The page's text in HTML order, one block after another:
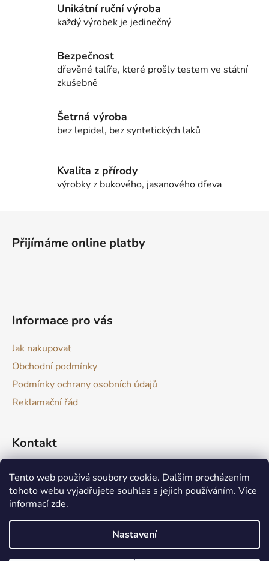
Tento web používá soubory cookie. Dalším procházením
tohoto webu vyjadřujete souhlas s jejich používáním. Více
informacízde.
Nastavení
Unikátní ruční výroba
každý výrobek je jedinečný
Bezpečnost
dřevěné talíře, které prošly testem ve státní
zkušebně
Šetrná výroba
bez lepidel, bez syntetických laků
Kvalita z přírody
výrobky z bukového, jasanového dřeva
Přijímáme online platby
Informace pro vás
Jak nakupovat
Obchodní podmínky
Podmínky ochrany osobních údajů
Reklamační řád
Kontakt
drevokazuv @gmail.com